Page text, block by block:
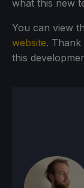
what this new
You can view
website.
this